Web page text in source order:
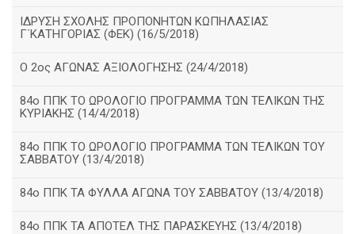
ΙΔΡΥΣΗ ΣΧΟΛΗΣ ΠΡΟΠΟΝΗΤΩΝ ΚΩΠΗΛΑΣΙΑΣ
Γ΄ΚΑΤΗΓΟΡΙΑΣ (ΦΕΚ) (16/5/2018)
O 2ος ΑΓΩΝΑΣ ΑΞΙΟΛΟΓΗΣΗΣ (24/4/2018)
84ο ΠΠΚ ΤΟ ΩΡΟΛΟΓΙΟ ΠΡΟΓΡΑΜΜΑ ΤΩΝ ΤΕΛΙΚΩΝ ΤΗΣ
ΚΥΡΙΑΚΗΣ (14/4/2018)
84ο ΠΠΚ ΤΟ ΩΡΟΛΟΓΙΟ ΠΡΟΓΡΑΜΜΑ ΤΩΝ ΤΕΛΙΚΩΝ ΤΟΥ
ΣΑΒΒΑΤΟΥ (13/4/2018)
84ο ΠΠΚ ΤΑ ΦΥΛΛΑ ΑΓΩΝΑ ΤΟΥ ΣΑΒΒΑΤΟΥ (13/4/2018)
84ο ΠΠΚ ΤΑ ΑΠΟΤΕΛ ΤΗΣ ΠΑΡΑΣΚΕΥΗΣ (13/4/2018)